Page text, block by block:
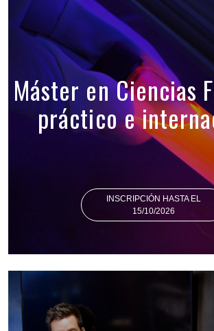
Máster en Ciencias
práctico e
INSCRIPCIÓN HASTA EL
15/10/2026